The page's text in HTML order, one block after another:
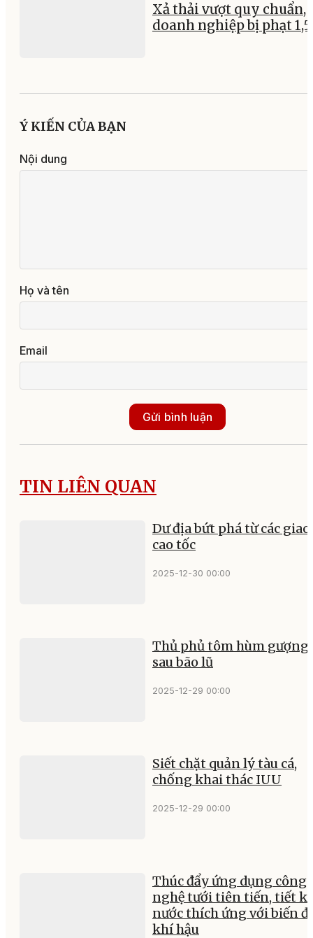
Xả thải vượt quy chuẩn,
doanh nghiệp bị phạt
Ý KIẾN CỦA BẠN
Nội dung
Họ và tên
Email
Gửi bình luận
TIN LIÊN QUAN
Dư địa bứt phá từ các
cao tốc
2025-12-30 00:00
Thủ phủ tôm hùm gượng
sau bão lũ
2025-12-29 00:00
Siết chặt quản lý tàu cá,
chống khai thác IUU
2025-12-29 00:00
Thúc đẩy ứng dụng công
nghệ tưới tiên tiến, tiết
nước thích ứng với biến
khí hậu